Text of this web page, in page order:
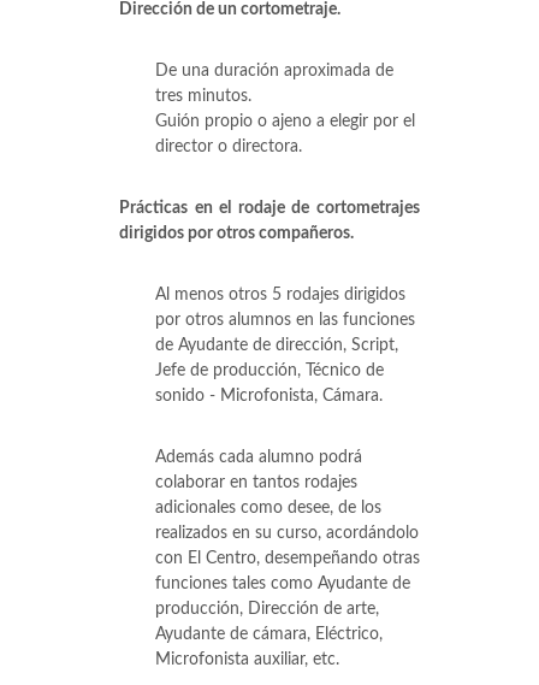
Dirección de un cortometraje.
De una duración aproximada de
tres minutos.
Guión propio o ajeno a elegir por el
director o directora.
Prácticas en el rodaje de cortometrajes
dirigidos por otros compañeros.
Al menos otros 5 rodajes dirigidos
por otros alumnos en las funciones
de Ayudante de dirección, Script,
Jefe de producción, Técnico de
sonido - Microfonista, Cámara.
Además cada alumno podrá
colaborar en tantos rodajes
adicionales como desee, de los
realizados en su curso, acordándolo
con El Centro, desempeñando otras
funciones tales como Ayudante de
producción, Dirección de arte,
Ayudante de cámara, Eléctrico,
Microfonista auxiliar, etc.